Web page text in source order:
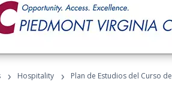
› Hospitality › Plan de Estudios del Curso